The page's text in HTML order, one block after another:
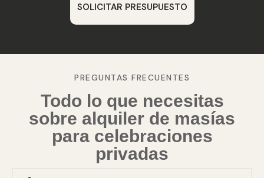
SOLICITAR PRESUPUESTO
PREGUNTAS FRECUENTES
Todo lo que necesitas
sobre alquiler de masías
para celebraciones
privadas